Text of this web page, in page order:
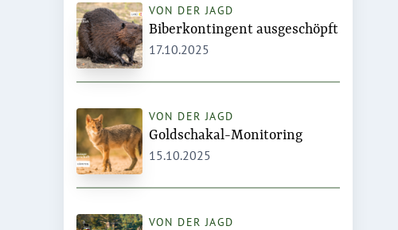
VON DER JAGD
Biberkontingent ausgeschöpft
17.10.2025
VON DER JAGD
Goldschakal-Monitoring
15.10.2025
VON DER JAGD